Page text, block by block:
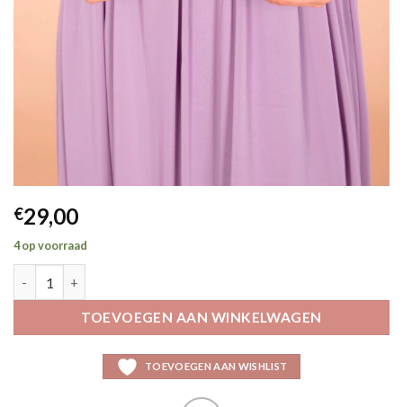
€29,00
4 op voorraad
TOEVOEGEN AAN WINKELWAGEN
TOEVOEGEN AAN WISHLIST